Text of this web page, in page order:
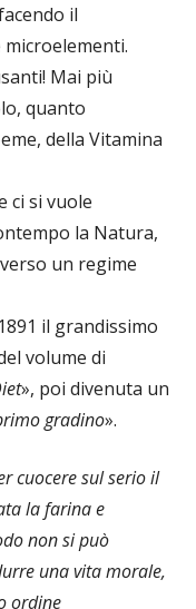
il
Mai più
quanto
della Vitamina
ci si vuole
la Natura,
un regime
il grandissimo
volume di
», poi divenuta un
gradino».
cuocere sul serio il
la farina e
non si può
una vita morale,
ordine